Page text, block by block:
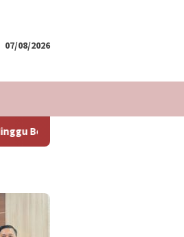
07/08/2026
Informasi Penting Bagi Pemudik Yang